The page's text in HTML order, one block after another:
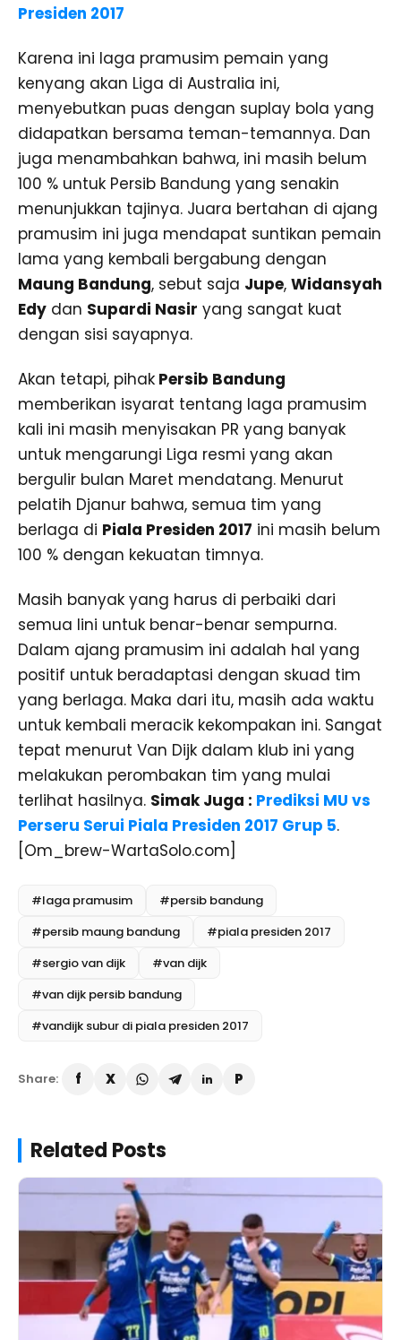
Presiden 2017
Karena ini laga pramusim pemain yang
kenyang akan Liga di Australia ini,
menyebutkan puas dengan suplay bola yang
didapatkan bersama teman-temannya. Dan
juga menambahkan bahwa, ini masih belum
100 % untuk Persib Bandung yang senakin
menunjukkan tajinya. Juara bertahan di ajang
pramusim ini juga mendapat suntikan pemain
lama yang kembali bergabung dengan
Maung Bandung, sebut saja Jupe, Widansyah
Edy dan Supardi Nasir yang sangat kuat
dengan sisi sayapnya.
Akan tetapi, pihak Persib Bandung
memberikan isyarat tentang laga pramusim
kali ini masih menyisakan PR yang banyak
untuk mengarungi Liga resmi yang akan
bergulir bulan Maret mendatang. Menurut
pelatih Djanur bahwa, semua tim yang
berlaga di Piala Presiden 2017 ini masih belum
100 % dengan kekuatan timnya.
Masih banyak yang harus di perbaiki dari
semua lini untuk benar-benar sempurna.
Dalam ajang pramusim ini adalah hal yang
positif untuk beradaptasi dengan skuad tim
yang berlaga. Maka dari itu, masih ada waktu
untuk kembali meracik kekompakan ini. Sangat
tepat menurut Van Dijk dalam klub ini yang
melakukan perombakan tim yang mulai
terlihat hasilnya. Simak Juga : Prediksi MU vs
Perseru Serui Piala Presiden 2017 Grup 5.
[Om_brew-WartaSolo.com]
#laga pramusim
#persib bandung
#persib maung bandung
#piala presiden 2017
#sergio van dijk
#van dijk
#van dijk persib bandung
#vandijk subur di piala presiden 2017
Share:
Related Posts